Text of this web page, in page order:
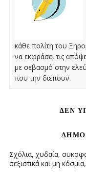
κάθε πολίτη του
να εκφράσει τις
με σεβασμό στην
που την διέπουν.
ΔΕΝ
Σχόλια, χυδαία,
σεξιστικά και μη